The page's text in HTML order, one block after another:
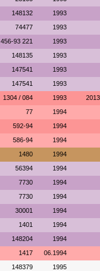
148132 1993
74477 1993
456-93 221 1993
148135 1993
147541 1993
147541 1993
1304 / 084 1993 2013
77 1994
592-94 1994
586-94 1994
1480 1994
56394 1994
7730 1994
7730 1994
30001 1994
1401 1994
148204 1994
1417 06.1994
148379 1995